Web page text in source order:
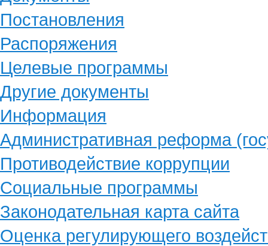
Постановления
Распоряжения
Целевые программы
Другие документы
Информация
Административная реформа
Противодействие коррупции
Социальные программы
Законодательная карта сайта
Оценка регулирующего